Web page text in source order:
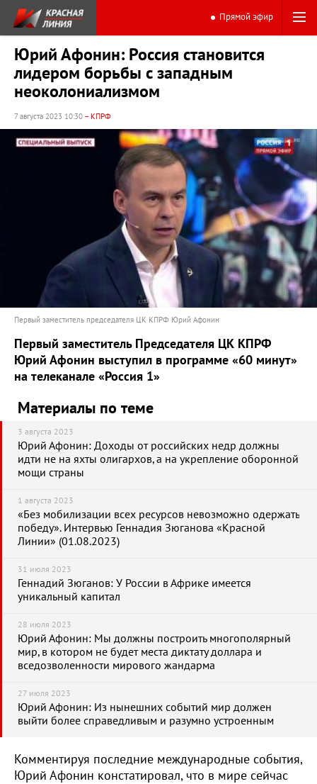
Прямой эфир
Юрий Афонин: Россия становится
лидером борьбы с западным
неоколониализмом
7 августа 2023 10:30 – КПРФ
Первый заместитель председателя ЦК КПРФ Юрий Афонин
Первый заместитель Председателя ЦК КПРФ
Юрий Афонин выступил в программе «60 минут»
на телеканале «Россия 1»
Материалы по теме
3 августа 2023
Юрий Афонин: Доходы от российских недр должны
идти не на яхты олигархов, а на укрепление оборонной
мощи страны
1 августа 2023
«Без мобилизации всех ресурсов невозможно одержать
победу». Интервью Геннадия Зюганова «Красной
Линии» (01.08.2023)
31 июля 2023
Геннадий Зюганов: У России в Африке имеется
уникальный капитал
28 июля 2023
Юрий Афонин: Мы должны построить многополярный
мир, в котором не будет места диктату доллара и
вседозволенности мирового жандарма
27 июля 2023
Юрий Афонин: Из нынешних событий мир должен
выйти более справедливым и разумно устроенным
Комментируя последние международные события,
Юрий Афонин констатировал, что в мире сейчас